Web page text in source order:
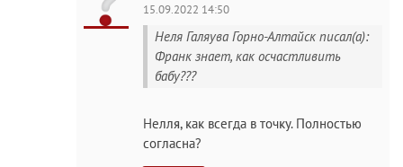
15.09.2022 14:50
Неля Галяува Горно-Алтайск писал(а):
Франк знает, как осчастливить
бабу???
Нелля, как всегда в точку. Полностью
согласна?